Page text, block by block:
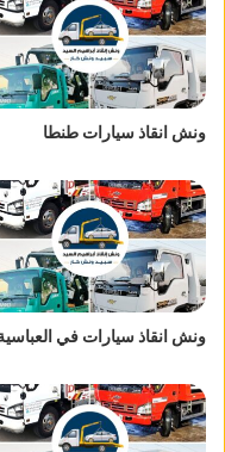
ونش انقاذ سيارات طنطا
ونش انقاذ سيارات في